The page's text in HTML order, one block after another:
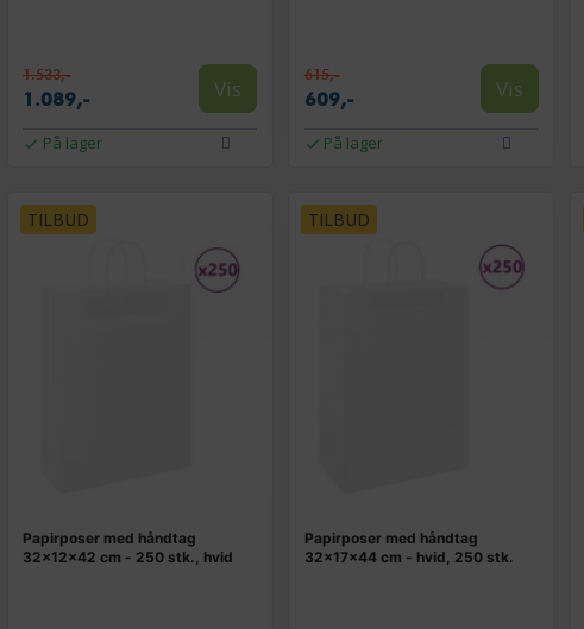
1.533,-
1.089,- Vis
På lager
615,-
609,- Vis
På lager
TILBUD
Papirposer med håndtag
32×12×42 cm - 250 stk., hvid
TILBUD
Papirposer med håndtag
32×17×44 cm - hvid, 250 stk.